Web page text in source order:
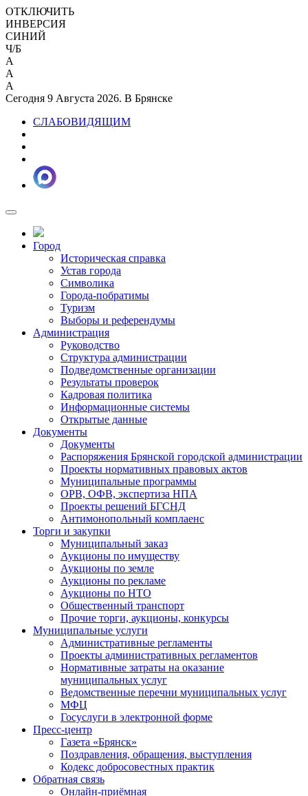
ОТКЛЮЧИТЬ
ИНВЕРСИЯ
СИНИЙ
Ч/Б
A
A
A
Сегодня 9 Августа 2026. В Брянске
СЛАБОВИДЯЩИМ
Город
Историческая справка
Устав города
Символика
Города-побратимы
Туризм
Выборы и референдумы
Администрация
Руководство
Структура администрации
Подведомственные организации
Результаты проверок
Кадровая политика
Информационные системы
Открытые данные
Документы
Документы
Распоряжения Брянской городской администрации
Проекты нормативных правовых актов
Муниципальные программы
ОРВ, ОФВ, экспертиза НПА
Проекты решений БГСНД
Антимонопольный комплаенс
Торги и закупки
Муниципальный заказ
Аукционы по имуществу
Аукционы по земле
Аукционы по рекламе
Аукционы по НТО
Общественный транспорт
Прочие торги, аукционы, конкурсы
Муниципальные услуги
Административные регламенты
Проекты административных регламентов
Нормативные затраты на оказание
муниципальных услуг
Ведомственные перечни муниципальных услуг
МФЦ
Госуслуги в электронной форме
Пресс-центр
Газета «Брянск»
Поздравления, обращения, выступления
Кодекс добросовестных практик
Обратная связь
Онлайн-приёмная